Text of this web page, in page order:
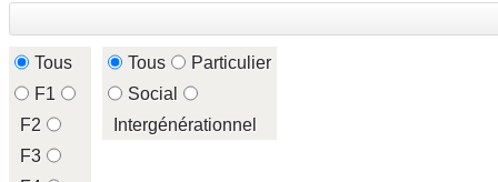
Tous
F1
F2
F3
Tous
Particulier
Social
Intergénérationnel